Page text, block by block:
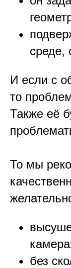
среде,
И если с
то
Также её
То мы
без